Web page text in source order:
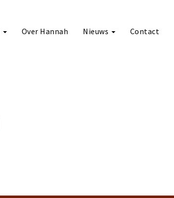
Over Hannah Nieuws Contact